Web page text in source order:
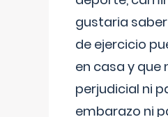
gustaria
de ejercicio
en casa y que
perjudicial ni
embarazo ni